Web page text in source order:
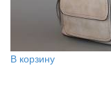
В корзину